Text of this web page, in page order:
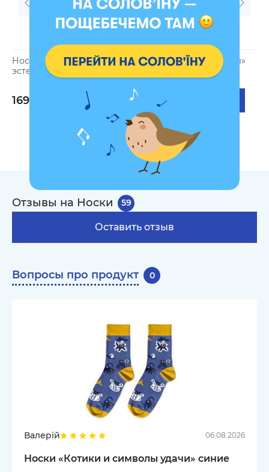
Носки «Книжная
эстетика» светлые
169 грн
Носки «Гуси-винолюбы»
169 грн
Отзывы на Носки 59
Оставить отзыв
Вопросы про продукт 0
Валерій 06.08.2026
Носки «Котики и символы удачи» синие